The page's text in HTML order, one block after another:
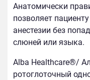
Анатомически
позволяет
анестезии без
слюней или языка.
Alba Healthcare®/
ротоглоточный